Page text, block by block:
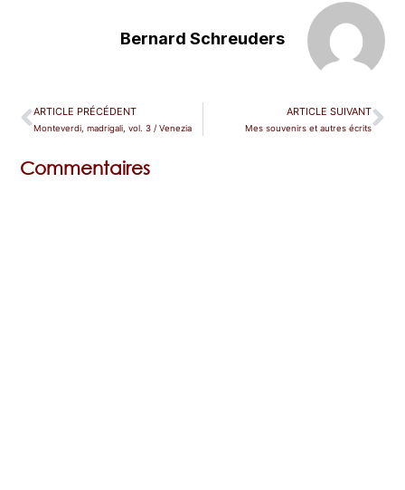
Bernard Schreuders
ARTICLE PRÉCÉDENT
Monteverdi, madrigali, vol. 3 / Venezia
ARTICLE SUIVANT
Mes souvenirs et autres écrits
Commentaires